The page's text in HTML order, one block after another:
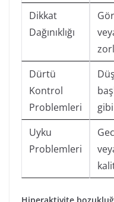
Dikkat
Dağınıklığı
Dürtü
Kontrol
Problemleri
Uyku
Problemleri